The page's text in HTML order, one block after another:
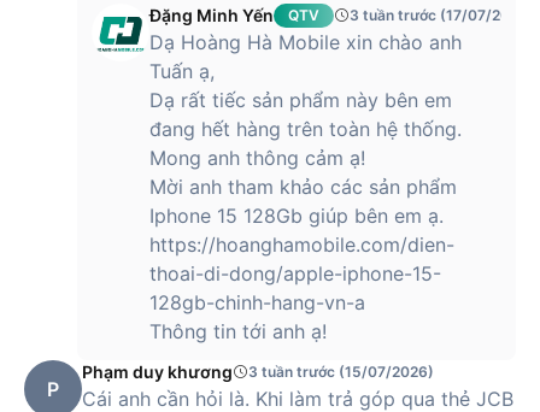
Dung lượng pin khoẻ và kết nối 5G
iPhone 13 có dung lượng pin là 3240 mAh và lớn hơn thế hệ
cũ. Theo Apple khẳng định, với sự thay đổi này, thiết bị năm
nay sẽ cho người dùng thời lượng pin nhỉnh hơn tới 2.5 giờ
so với dòng iPhone 12 năm ngoái.
Về kết nối, iPhone 13 được hỗ trợ công nghệ 5G tương thích
100% với hơn 200 nhà mạng phổ biến trên toàn thế giới, bao
gồm cả 3 nhà mạng lớn tại Việt Nam là Viettel, VinaPhone và
Hiện tại, Hoàng Hà Mobile đã trở thành nhà phân phối uỷ
quyền chính thức của Apple tại Việt Nam, hứa hẹn đem lại
cho khách hàng những sản phẩm chất lượng cao và mức giá
phải chăng nhất.
Đặng Minh Yến QTV 3 tuần trước (17/07/2026)
Dạ Hoàng Hà Mobile xin chào anh
Tuấn ạ,
Dạ rất tiếc sản phẩm này bên em
đang hết hàng trên toàn hệ thống.
Mong anh thông cảm ạ!
Mời anh tham khảo các sản phẩm
Iphone 15 128Gb giúp bên em ạ.
https://hoanghamobile.com/dien-
thoai-di-dong/apple-iphone-15-
128gb-chinh-hang-vn-a
Thông tin tới anh ạ!
P
Phạm duy khương 3 tuần trước (15/07/2026)
Cái anh cần hỏi là. Khi làm trả góp qua thẻ JCB